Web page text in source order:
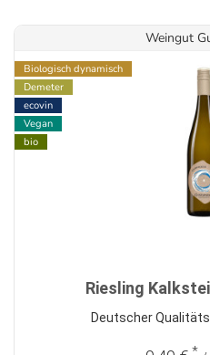
Weingut
Biologisch dynamisch
Demeter
ecovin
Vegan
bio
Riesling
Deutscher